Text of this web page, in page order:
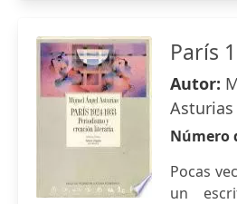
París
Autor:
Asturias
Número
Pocas
un